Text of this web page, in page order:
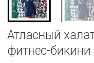
Атласный
фитнес-